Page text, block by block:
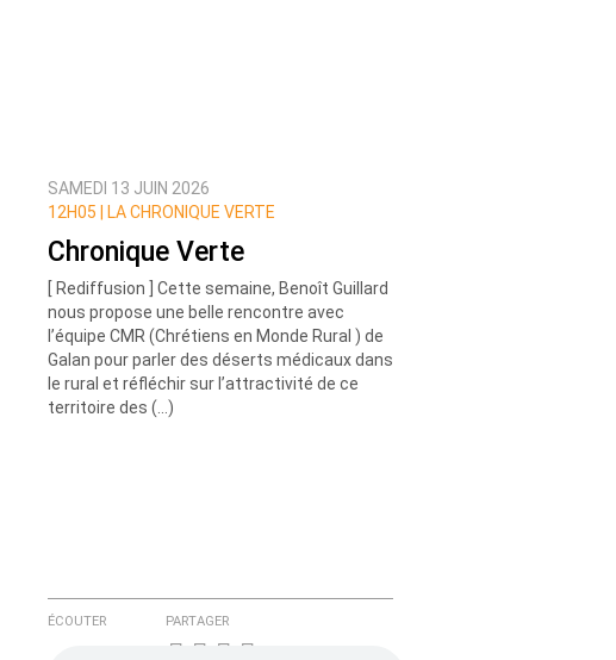
SAMEDI 13 JUIN 2026
12H05 |
LA CHRONIQUE VERTE
Chronique Verte
[ Rediffusion ] Cette semaine, Benoît Guillard
nous propose une belle rencontre avec
l’équipe CMR (Chrétiens en Monde Rural ) de
Galan pour parler des déserts médicaux dans
le rural et réfléchir sur l’attractivité de ce
territoire des (…)
ÉCOUTER PARTAGER